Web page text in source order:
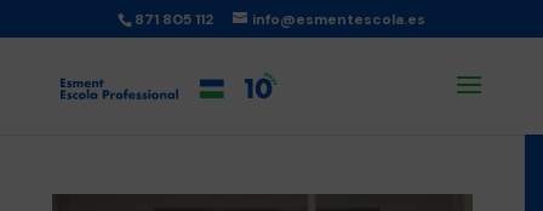
871 805 112 info@esmentescola.es